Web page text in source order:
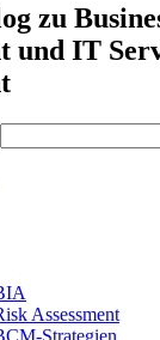
zu
und IT
Assessment
Strategien